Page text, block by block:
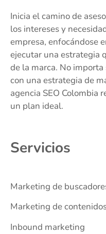
Inicia el camino de
los intereses y
empresa, enfocándose
ejecutar una estrategia
de la marca. No
con una estrategia de
agencia SEO Colombia
un plan ideal.
Servicios
Marketing de
Marketing de
Inbound marketing